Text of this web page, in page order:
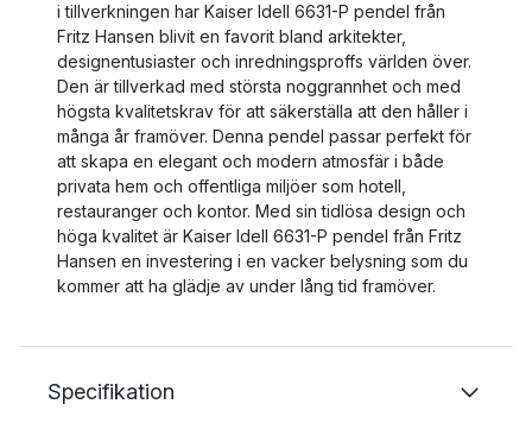
i tillverkningen har Kaiser Idell 6631-P pendel från
Fritz Hansen blivit en favorit bland arkitekter,
designentusiaster och inredningsproffs världen över.
Den är tillverkad med största noggrannhet och med
högsta kvalitetskrav för att säkerställa att den håller i
många år framöver. Denna pendel passar perfekt för
att skapa en elegant och modern atmosfär i både
privata hem och offentliga miljöer som hotell,
restauranger och kontor. Med sin tidlösa design och
höga kvalitet är Kaiser Idell 6631-P pendel från Fritz
Hansen en investering i en vacker belysning som du
kommer att ha glädje av under lång tid framöver.
Specifikation